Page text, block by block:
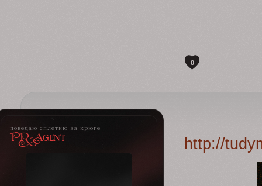
0
поведаю сплетню за крюге
PR-Agent http://